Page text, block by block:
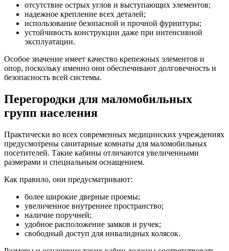
отсутствие острых углов и выступающих элементов;
надежное крепление всех деталей;
использование безопасной и прочной фурнитуры;
устойчивость конструкции даже при интенсивной
эксплуатации.
Особое значение имеет качество крепежных элементов и
опор, поскольку именно они обеспечивают долговечность и
безопасность всей системы.
Перегородки для маломобильных
групп населения
Практически во всех современных медицинских учреждениях
предусмотрены санитарные комнаты для маломобильных
посетителей. Такие кабины отличаются увеличенными
размерами и специальным оснащением.
Как правило, они предусматривают:
более широкие дверные проемы;
увеличенное внутреннее пространство;
наличие поручней;
удобное расположение замков и ручек;
свободный доступ для инвалидных колясок.